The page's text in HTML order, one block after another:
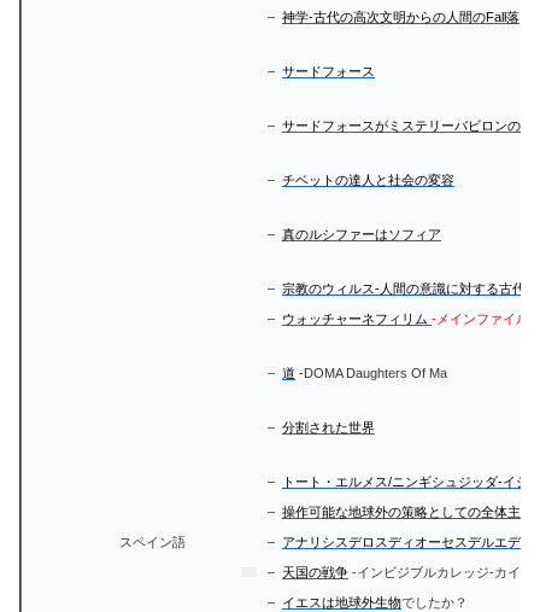
– 神学-古代の高次文明からの人間のFall落
– サードフォース
– サードフォースがミステリーバビロンのテ
– チベットの達人と社会の変容
– 真のルシファーはソフィア
– 宗教のウィルス-人間の意識に対する古代
– ウォッチャーネフィリム -メインファイル
– 道 -DOMA Daughters Of Ma
– 分割された世界
– トート・エルメス/ニンギシュジッダ-イシ
– 操作可能な地球外の策略としての全体主義
スペイン語 – アナリシスデロスディオーセスデルエデン
– 天国の戦争 -インビジブルカレッジ-カイル
– イエスは地球外生物でしたか？